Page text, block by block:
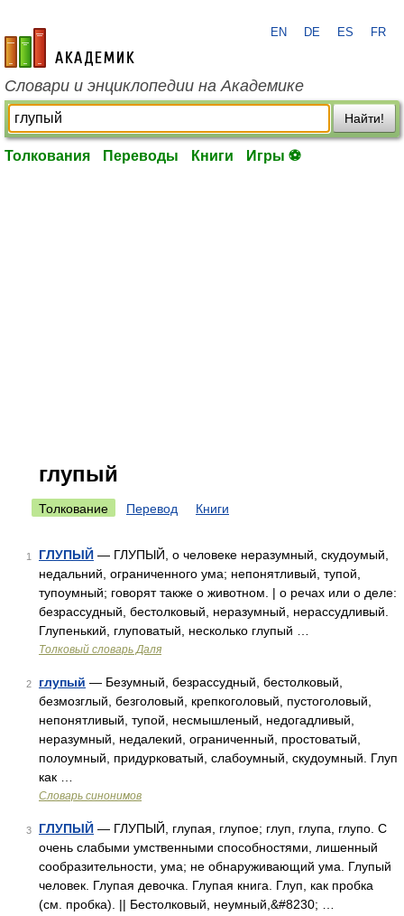
academic.ru
EN DE ES FR
Словари и энциклопедии на Академике
Найти!
Толкования Переводы Книги Игры ⚽
глупый
Толкование Перевод Книги
1 ГЛУПЫЙ — ГЛУПЫЙ, о человеке неразумный, скудоумый,
недальний, ограниченного ума; непонятливый, тупой,
тупоумный; говорят также о животном. | о речах или о деле:
безрассудный, бестолковый, неразумный, нерассудливый.
Глупенький, глуповатый, несколько глупый …
Толковый словарь Даля
2 глупый — Безумный, безрассудный, бестолковый,
безмозглый, безголовый, крепкоголовый, пустоголовый,
непонятливый, тупой, несмышленый, недогадливый,
неразумный, недалекий, ограниченный, простоватый,
полоумный, придурковатый, слабоумный, скудоумный. Глуп
как …
Словарь синонимов
3 ГЛУПЫЙ — ГЛУПЫЙ, глупая, глупое; глуп, глупа, глупо. С
очень слабыми умственными способностями, лишенный
сообразительности, ума; не обнаруживающий ума. Глупый
человек. Глупая девочка. Глупая книга. Глуп, как пробка
(см. пробка). || Бестолковый, неумный,&#8230; …